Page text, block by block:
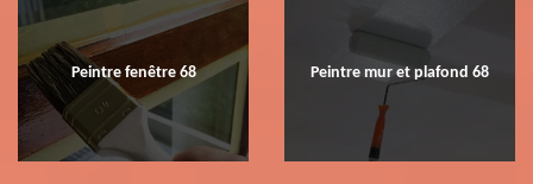
Peintre fenêtre 68 Peintre mur et plafond 68